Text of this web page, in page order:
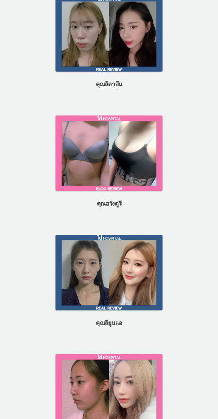
คุณลีดาอึน
คุณฮวังดูรี
คุณลียูนแอ